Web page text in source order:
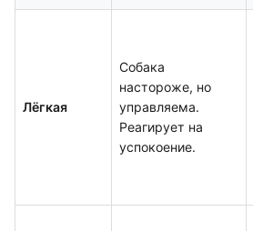
Лёгкая
Собака
настороже, но
управляема.
Реагирует на
успокоение.